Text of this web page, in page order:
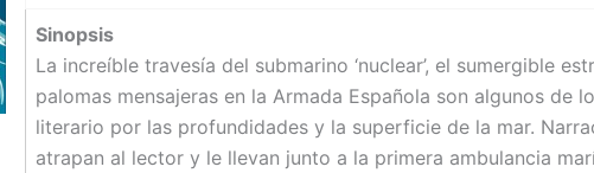
Sinopsis
La increíble travesía del submarino ‘nuclear’, el sumergible
palomas mensajeras en la Armada Española son algunos de
literario por las profundidades y la superficie de la mar.
atrapan al lector y le llevan junto a la primera ambulancia